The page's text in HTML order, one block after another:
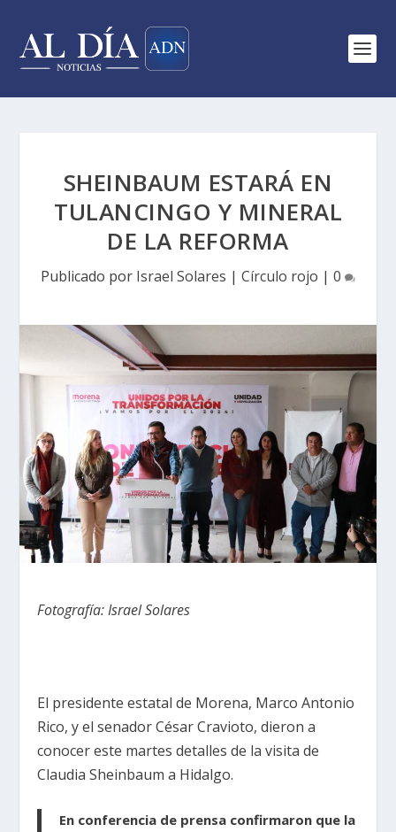
SHEINBAUM ESTARÁ EN
TULANCINGO Y MINERAL
DE LA REFORMA
Publicado por Israel Solares | Círculo rojo | 0
Fotografía: Israel Solares
El presidente estatal de Morena, Marco Antonio
Rico, y el senador César Cravioto, dieron a
conocer este martes detalles de la visita de
Claudia Sheinbaum a Hidalgo.
En conferencia de prensa confirmaron que la